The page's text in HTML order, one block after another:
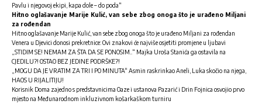
Pavlu i njegovoj ekipi, kapa dole – do poda“
Hitno oglašavanje Marije Kulić, van sebe zbog onoga što je urađeno Miljani
za rođendan
Hitno oglašavanje Marije Kulić, van sebe zbog onoga što je urađeno Miljani za rođendan
Venera u Djevici donosi prekretnice: Ovi znakovi će najviše osjetiti promjene u ljubavi
„STIDIM SE! NEMAM ZA ŠTA DA SE PONOSIM..“ Majka Uroša Stanića ga ostavila na
CJEDILU?! OSTAO BEZ JEDINE PODRŠKE?!
„MOGU DA JE VRATIM ZA TRI I PO MINUTA“ Asmin raskrinkao Aneli, Luka skočio na njega,
HAOS U RIJALITIJU!
Korisnik Doma zajedno s predstavnicima Oaze i ustanova Pazarić i Drin Fojnica osvojio prvo
mjesto na Međunarodnom inkluzivnom košarkaškom turniru